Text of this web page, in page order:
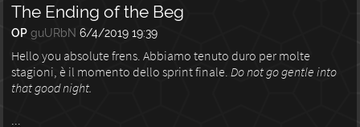
The Ending of the Beg
OP guURbN 6/4/2019 19:39
Hello you absolute frens. Abbiamo tenuto duro per molte
stagioni, è il momento dello sprint finale.Do not go gentle into
that good night.
...